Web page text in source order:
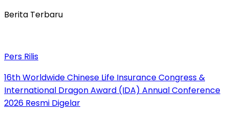
Berita Terbaru
Pers Rilis
16th Worldwide Chinese Life Insurance Congress &
International Dragon Award (IDA) Annual Conference
2026 Resmi Digelar